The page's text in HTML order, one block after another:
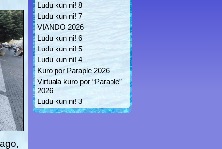
Ludu kun ni! 8
Ludu kun ni! 7
VIANDO 2026
Ludu kun ni! 6
Ludu kun ni! 5
Ludu kun ni! 4
Kuro por Paraple 2026
Virtuala kuro por “Paraple”
2026
Ludu kun ni! 3